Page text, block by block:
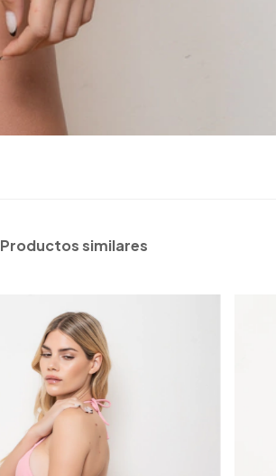
Productos similares